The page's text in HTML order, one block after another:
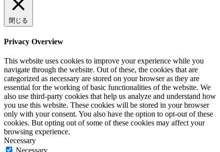
閉じる
Privacy Overview
This website uses cookies to improve your experience while you
navigate through the website. Out of these, the cookies that are
categorized as necessary are stored on your browser as they are
essential for the working of basic functionalities of the website. We
also use third-party cookies that help us analyze and understand how
you use this website. These cookies will be stored in your browser
only with your consent. You also have the option to opt-out of these
cookies. But opting out of some of these cookies may affect your
browsing experience.
Necessary
Necessary